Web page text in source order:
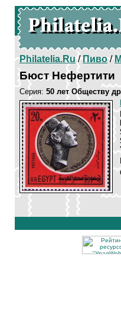
Philatelia.Ru/Пиво/
Бюст Нефертити
Серия: 50 лет Обществу